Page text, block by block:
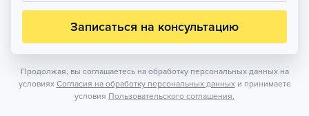
Записаться на консультацию
Продолжая, вы соглашаетесь на обработку персональных данных на
условиях Согласия на обработку персональных данных и принимаете
условия Пользовательского соглашения.